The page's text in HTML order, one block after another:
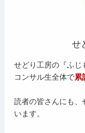
せ
せどり工房の『ふじ
コンサル生全体で累
読者の皆さんにも、
います。